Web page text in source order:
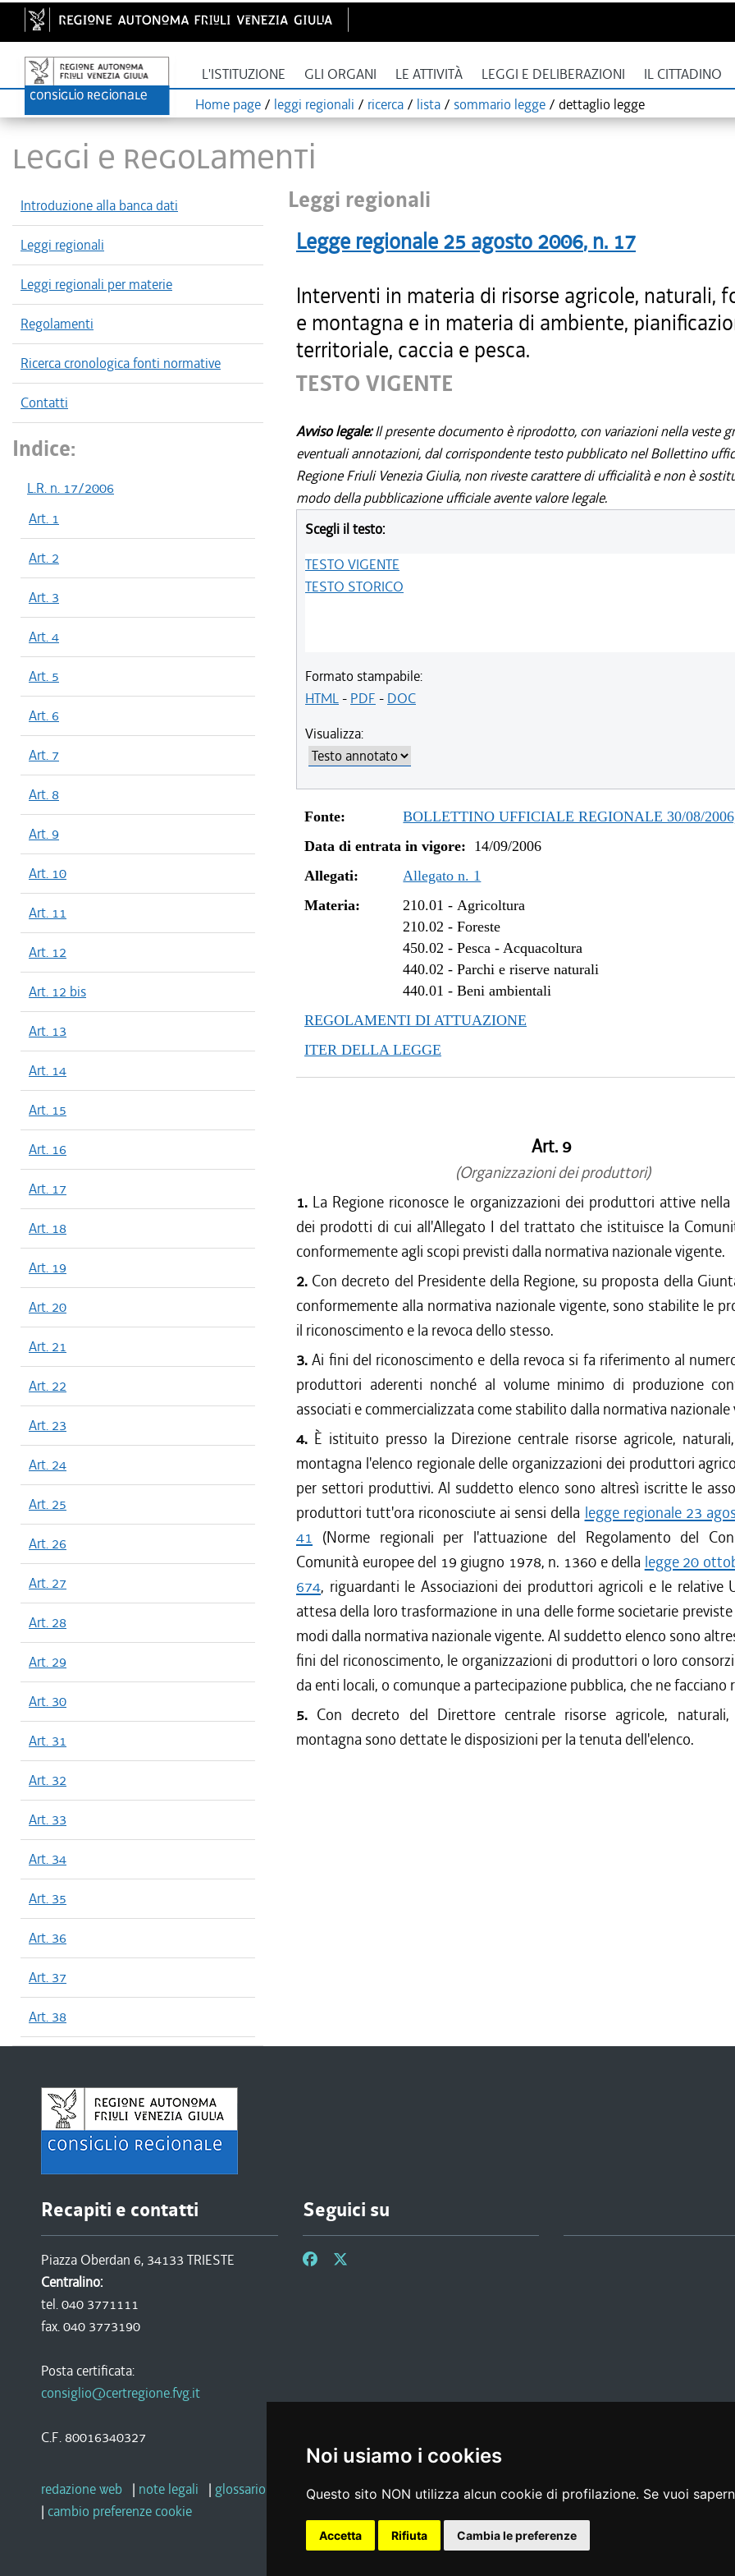
Noi usiamo i cookies
Questo sito NON utilizza alcun cookie di profilazione. Se vuoi
Accetta Rifiuta Cambia le preferenze
L'ISTITUZIONE GLI ORGANI LE ATTIVITÀ LEGGI E DELIBERAZIONI IL CITTADINO
Home page / leggi regionali / ricerca / lista / sommario legge / dettaglio legge
LEGGI E REGOLAMENTI
Introduzione alla banca dati
Leggi regionali
Leggi regionali per materie
Regolamenti
Ricerca cronologica fonti normative
Contatti
Indice:
L.R. n. 17/2006
Art. 1
Art. 2
Art. 3
Art. 4
Art. 5
Art. 6
Art. 7
Art. 8
Art. 9
Art. 10
Art. 11
Art. 12
Art. 12 bis
Art. 13
Art. 14
Art. 15
Art. 16
Art. 17
Art. 18
Art. 19
Art. 20
Art. 21
Art. 22
Art. 23
Art. 24
Art. 25
Art. 26
Art. 27
Art. 28
Art. 29
Art. 30
Art. 31
Art. 32
Art. 33
Art. 34
Art. 35
Art. 36
Art. 37
Art. 38
Leggi regionali
Legge regionale 25 agosto 2006, n. 17
Interventi in materia di risorse agricole, naturali,
e montagna e in materia di ambiente,
territoriale, caccia e pesca.
TESTO VIGENTE
Avviso legale:Il presente documento è riprodotto, con variazioni nella veste
eventuali annotazioni, dal corrispondente testo pubblicato nel Bollettino
Regione Friuli Venezia Giulia, non riveste carattere di ufficialità e non è
modo della pubblicazione ufficiale avente valore legale.
Scegli il testo:
TESTO VIGENTE
TESTO STORICO
Formato stampabile:
HTML- PDF - DOC
Visualizza:
Fonte:
BOLLETTINO UFFICIALE REGIONALE 30/08/
Data di entrata in vigore: 14/09/2006
Allegati:
Allegato n. 1
Materia:
210.01 -Agricoltura
210.02 -Foreste
450.02 -Pesca - Acquacoltura
440.02 -Parchi e riserve naturali
440.01 -Beni ambientali
REGOLAMENTI DI ATTUAZIONE
ITER DELLA LEGGE
Art. 9
(Organizzazioni dei produttori)
1. La Regione riconosce le organizzazioni dei produttori attive
dei prodotti di cui all'Allegato I del trattato che istituisce la
conformemente agli scopi previsti dalla normativa nazionale vigente.
2. Con decreto del Presidente della Regione, su proposta della
conformemente alla normativa nazionale vigente, sono stabilite le
il riconoscimento e la revoca dello stesso.
3.Ai fini del riconoscimento e della revoca si fa riferimento al
produttori aderenti nonché al volume minimo di produzione
associati e commercializzata come stabilito dalla normativa nazionale
4. È istituito presso la Direzione centrale risorse agricole,
montagna l'elenco regionale delle organizzazioni dei produttori
per settori produttivi. Al suddetto elenco sono altresì iscritte le
produttori tutt'ora riconosciute ai sensi della legge regionale 23
41 (Norme regionali per l'attuazione del Regolamento del
Comunità europee del 19 giugno 1978, n. 1360 e della legge 20
674, riguardanti le Associazioni dei produttori agricoli e le relative
attesa della loro trasformazione in una delle forme societarie
modi dalla normativa nazionale vigente. Al suddetto elenco sono
fini del riconoscimento, le organizzazioni di produttori o loro
da enti locali, o comunque a partecipazione pubblica, che ne facciano
5. Con decreto del Direttore centrale risorse agricole,
montagna sono dettate le disposizioni per la tenuta dell'elenco.
Recapiti e contatti
Piazza Oberdan 6, 34133 TRIESTE
Centralino:
tel. 040 3771111
fax. 040 3773190
Posta certificata:
consiglio@certregione.fvg.it
C.F. 80016340327
Seguici su
redazione web | note legali | glossario privacy |social media policy | dichiarazione di accessibilità | feedback
| cambio preferenze cookie